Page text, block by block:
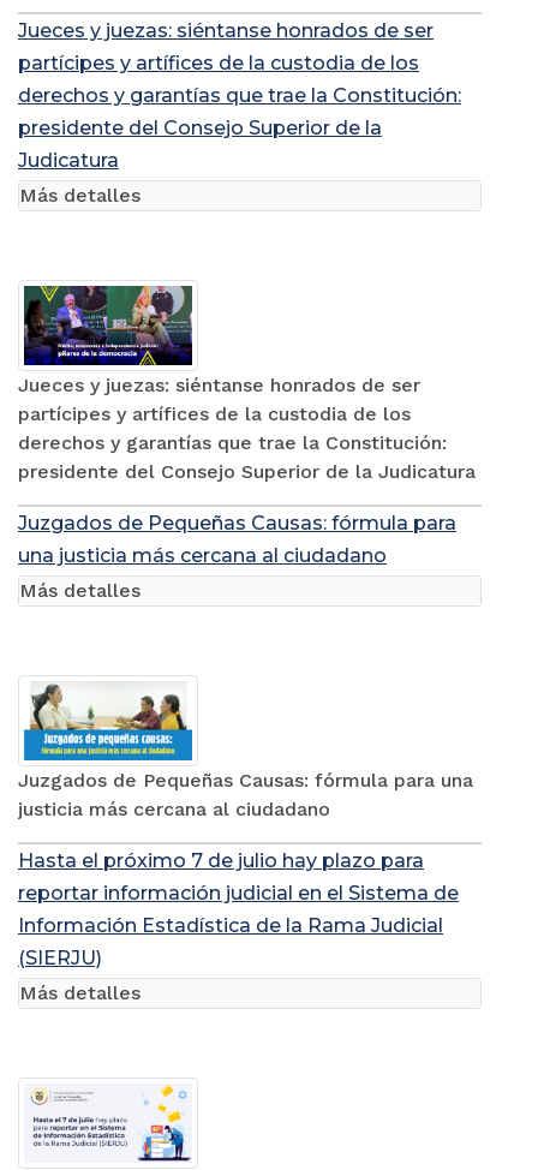
Jueces y juezas: siéntanse honrados de ser
partícipes y artífices de la custodia de los
derechos y garantías que trae la Constitución:
presidente del Consejo Superior de la
Judicatura
Jueces y juezas: siéntanse honrados de ser
partícipes y artífices de la custodia de los
derechos y garantías que trae la Constitución:
presidente del Consejo Superior de la Judicatura
Más detalles
Juzgados de Pequeñas Causas: fórmula para
una justicia más cercana al ciudadano
Juzgados de Pequeñas Causas: fórmula para una
justicia más cercana al ciudadano
Más detalles
Hasta el próximo 7 de julio hay plazo para
reportar información judicial en el Sistema de
Información Estadística de la Rama Judicial
(SIERJU)
Más detalles